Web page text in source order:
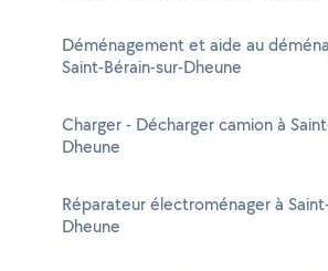
Déménagement et aide au
Saint-Bérain-sur-Dheune
Charger - Décharger camion à
Dheune
Réparateur électroménager à
Dheune